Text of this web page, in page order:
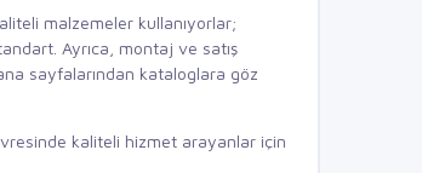
malzemeler kullanıyorlar;
Ayrıca, montaj ve satış
sayfalarından kataloglara göz
kaliteli hizmet arayanlar için